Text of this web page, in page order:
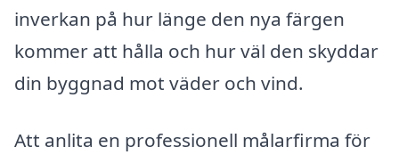
inverkan på hur länge den nya färgen
kommer att hålla och hur väl den skyddar
din byggnad mot väder och vind.
Att anlita en professionell målarfirma för